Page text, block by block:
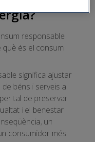
responsable
què és el consum
significa ajustar
béns i serveis a
tal de preservar
i el benestar
un
consumidor més